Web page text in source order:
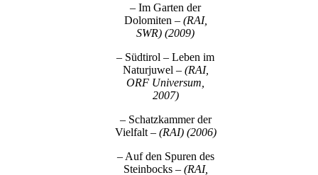
– Im Garten der
Dolomiten – (RAI,
SWR) (2009)
– Südtirol – Leben im
Naturjuwel – (RAI,
ORF Universum,
2007)
– Schatzkammer der
Vielfalt – (RAI) (2006)
– Auf den Spuren des
Steinbocks – (RAI,